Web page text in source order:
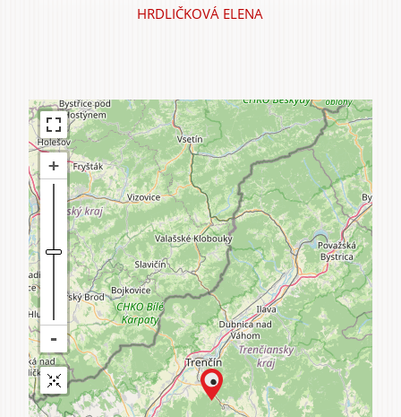
HRDLIČKOVÁ ELENA